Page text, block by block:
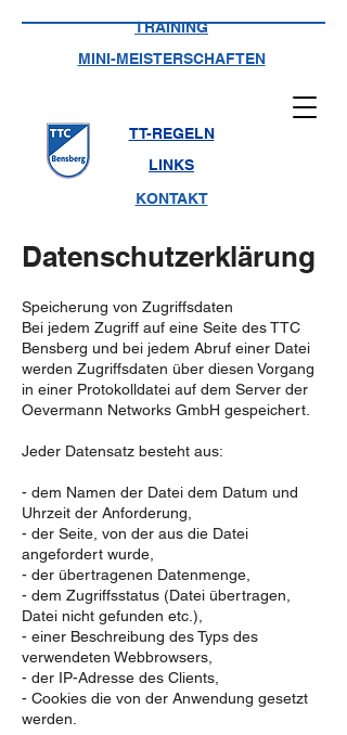
TRAINING
MINI-MEISTERSCHAFTEN
TT-REGELN
LINKS
KONTAKT
Datenschutzerklärung
Speicherung von Zugriffsdaten
Bei jedem Zugriff auf eine Seite des TTC
Bensberg und bei jedem Abruf einer Datei
werden Zugriffsdaten über diesen Vorgang
in einer Protokolldatei auf dem Server der
Oevermann Networks GmbH gespeichert.
Jeder Datensatz besteht aus:
- dem Namen der Datei dem Datum und
Uhrzeit der Anforderung,
- der Seite, von der aus die Datei
angefordert wurde,
- der übertragenen Datenmenge,
- dem Zugriffsstatus (Datei übertragen,
Datei nicht gefunden etc.),
- einer Beschreibung des Typs des
verwendeten Webbrowsers,
- der IP-Adresse des Clients,
- Cookies die von der Anwendung gesetzt
werden.